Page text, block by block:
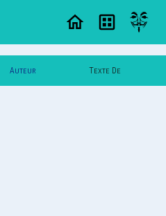
Auteur Texte De